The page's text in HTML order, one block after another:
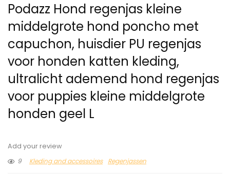
Podazz Hond regenjas kleine
middelgrote hond poncho met
capuchon, huisdier PU regenjas
voor honden katten kleding,
ultralicht ademend hond regenjas
voor puppies kleine middelgrote
honden geel L
Add your review
9
Kleding and accessoires Regenjassen